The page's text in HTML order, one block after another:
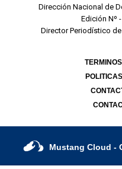
Dirección Nacional de
Edición Nº
Director Periodístico
Mustang Cloud -